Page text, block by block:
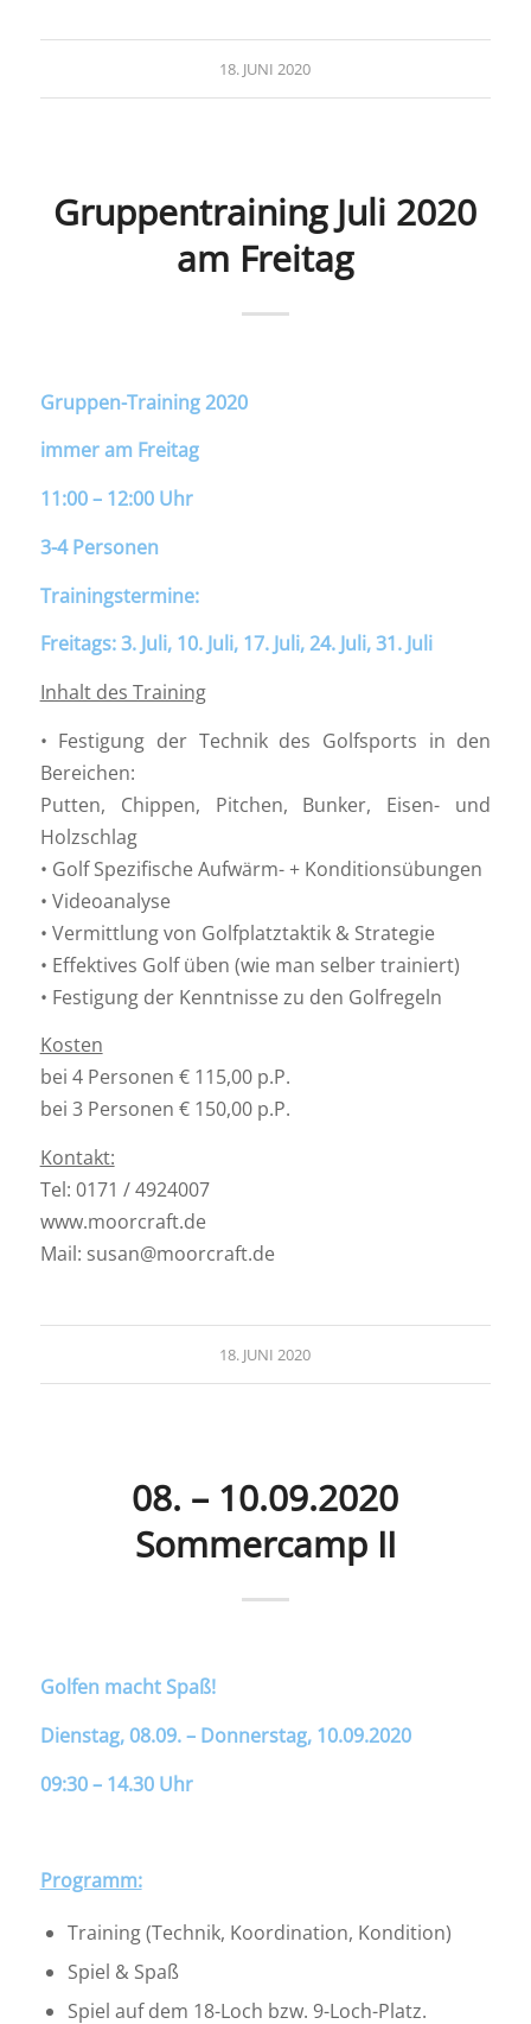
18. JUNI 2020
Gruppentraining Juli 2020
am Freitag
Gruppen-Training 2020
immer am Freitag
11:00 – 12:00 Uhr
3-4 Personen
Trainingstermine:
Freitags: 3. Juli, 10. Juli, 17. Juli, 24. Juli, 31. Juli
Inhalt des Training
• Festigung der Technik des Golfsports in den
Bereichen:
Putten, Chippen, Pitchen, Bunker, Eisen- und
Holzschlag
• Golf Spezifische Aufwärm- + Konditionsübungen
• Videoanalyse
• Vermittlung von Golfplatztaktik & Strategie
• Effektives Golf üben (wie man selber trainiert)
• Festigung der Kenntnisse zu den Golfregeln
Kosten
bei 4 Personen € 115,00 p.P.
bei 3 Personen € 150,00 p.P.
Kontakt:
Tel: 0171 / 4924007
www.moorcraft.de
Mail: susan@moorcraft.de
18. JUNI 2020
08. – 10.09.2020
Sommercamp II
Golfen macht Spaß!
Dienstag, 08.09. – Donnerstag, 10.09.2020
09:30 – 14.30 Uhr
Programm:
Training (Technik, Koordination, Kondition)
Spiel & Spaß
Spiel auf dem 18-Loch bzw. 9-Loch-Platz.